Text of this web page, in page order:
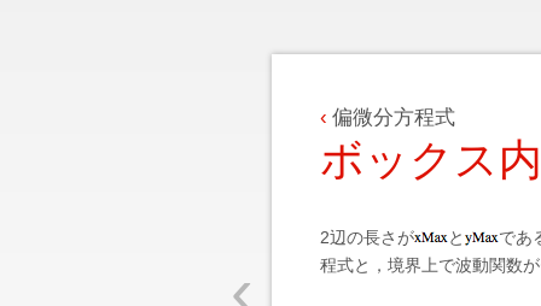
偏微分方程式
ボックス
2辺の長さが と
であ
程式と，境界上で波動関数